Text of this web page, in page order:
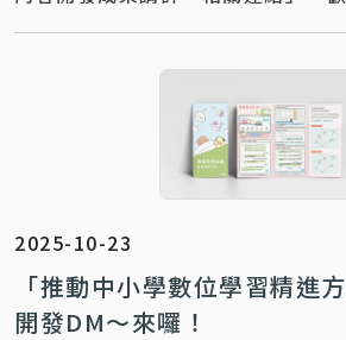
2025-10-23
「推動中小學數位學習精進
開發DM～來囉！